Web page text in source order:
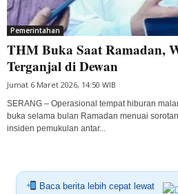
Pemerintahan
THM Buka Saat Ramadan,
Terganjal di Dewan
Jumat 6 Maret 2026, 14:50 WIB
SERANG – Operasional tempat hiburan
buka selama bulan Ramadan menuai
insiden pemukulan antar...
Baca berita lebih cepat lewat